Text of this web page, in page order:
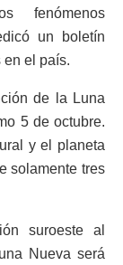
fenómenos
un boletín
en el país.
de la Luna
5 de octubre.
y el planeta
solamente tres
suroeste al
Nueva será